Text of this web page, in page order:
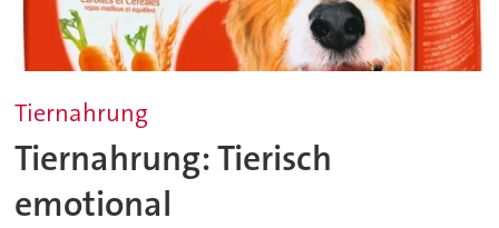
Tiernahrung
Tiernahrung: Tierisch
emotional